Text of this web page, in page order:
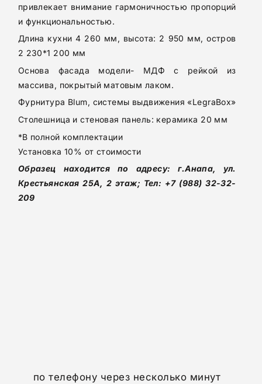
КАТАЛОГ КУХОНЬ
КОНТАКТЫ
привлекает внимание гармоничностью пропорций
и функциональностью.
Длина кухни 4 260 мм, высота: 2 950 мм, остров
2 230*1 200 мм
Основа фасада модели- МДФ с рейкой из
массива, покрытый матовым лаком.
Фурнитура Blum, системы выдвижения «LegraBox»
Столешница и стеновая панель: керамика 20 мм
*В полной комплектации
Установка 10% от стоимости
Образец находится по адресу: г.Анапа, ул.
Крестьянская 25А, 2 этаж; Тел: +7 (988) 32-32-
209
по телефону через несколько минут